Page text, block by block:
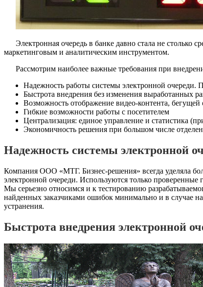
Электронная очередь в банке давно стала не столько
маркетинговым и аналитическим инструментом.
Рассмотрим наиболее важные требования при
Надежность работы системы электронной очереди.
Быстрота внедрения без изменения выработанных
Возможность отображение видео-контента,
Гибкие возможности работы с посетителем
Централизация: единое управление и статистика
Экономичность решения при большом числе
Надежность системы
Компания ООО «МТГ. Бизнес-решения» всегда уделяла
электронной очереди. Используются только
Мы серьезно относимся и к тестированию
найденных заказчиками ошибок минимально и в случае
устранения.
Быстрота внедрения электронной